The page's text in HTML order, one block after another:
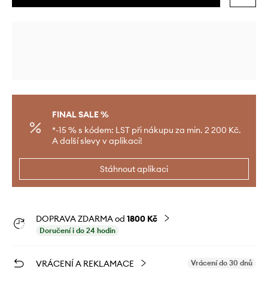
FINAL SALE %
*-15 % s kódem: LST při nákupu za min. 2 200 Kč.
A další slevy v aplikaci!
Stáhnout aplikaci
DOPRAVA ZDARMA od 1800 Kč
Doručení i do 24 hodin
VRÁCENÍ A REKLAMACE Vrácení do 30 dnů